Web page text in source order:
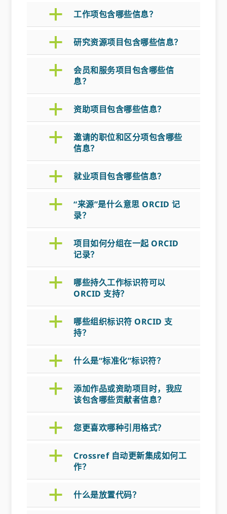
a 工作项包含哪些信息？
a 研究资源项目包含哪些信息？
a
会员和服务项目包含哪些信
息？
a 资助项目包含哪些信息？
a
邀请的职位和区分项包含哪些
信息？
a 就业项目包含哪些信息？
a
“来源”是什么意思 ORCID 记
录？
a
项目如何分组在一起 ORCID
记录？
a
哪些持久工作标识符可以
ORCID 支持？
a
哪些组织标识符 ORCID 支
持？
a 什么是“标准化”标识符？
a
添加作品或资助项目时，我应
该包含哪些贡献者信息？
a 您更喜欢哪种引用格式？
a
Crossref 自动更新集成如何工
作？
a 什么是放置代码？